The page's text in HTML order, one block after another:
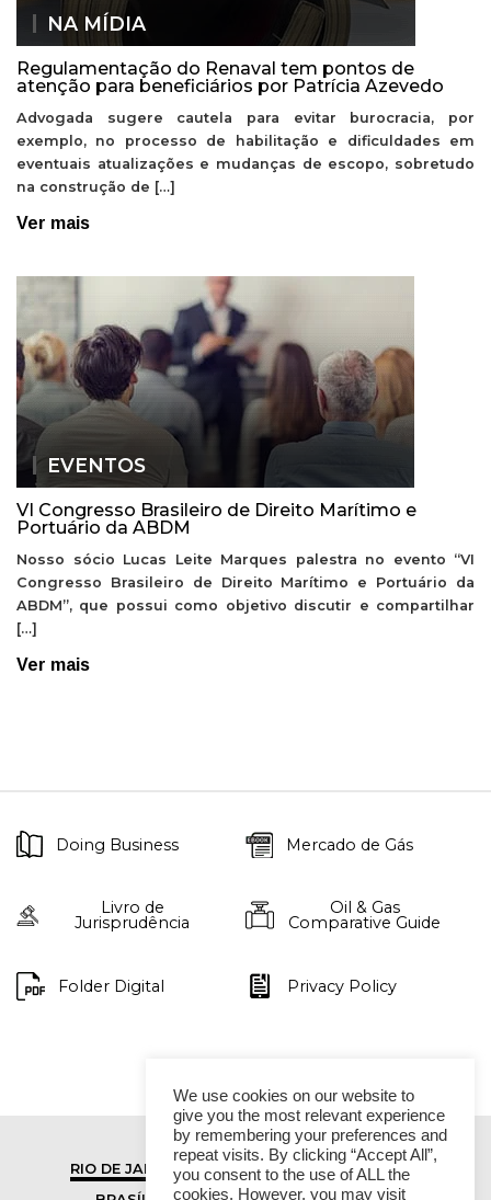
NA MÍDIA
Regulamentação do Renaval tem pontos de
atenção para beneficiários por Patrícia Azevedo
Advogada sugere cautela para evitar burocracia, por
exemplo, no processo de habilitação e dificuldades em
eventuais atualizações e mudanças de escopo, sobretudo
na construção de […]
Ver mais
EVENTOS
VI Congresso Brasileiro de Direito Marítimo e
Portuário da ABDM
Nosso sócio Lucas Leite Marques palestra no evento “VI
Congresso Brasileiro de Direito Marítimo e Portuário da
ABDM”, que possui como objetivo discutir e compartilhar
[…]
Ver mais
Doing Business Mercado de Gás
Livro de
Jurisprudência
Oil & Gas
Comparative Guide
Folder Digital Privacy Policy
RIO DE JANEIRO
SÃO PAULO
We use cookies on our website to
give you the most relevant experience
by remembering your preferences and
repeat visits. By clicking “Accept All”,
you consent to the use of ALL the
cookies. However, you may visit